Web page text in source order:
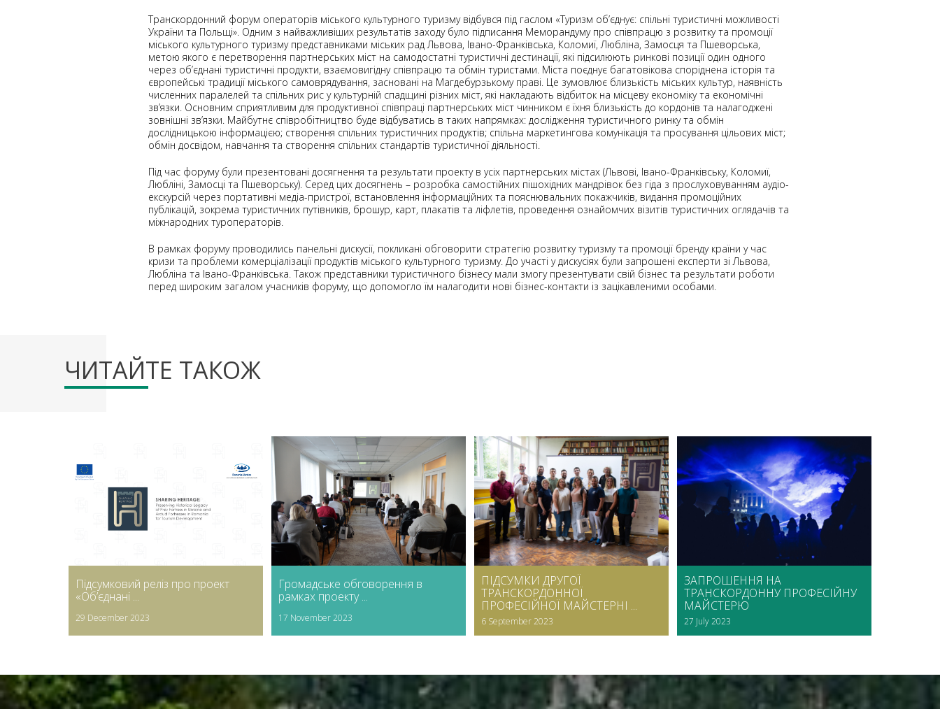
Транскордонний форум операторів міського культурного туризму відбувся під гаслом «Туризм об’єднує: спільні туристичні можливості
України та Польщі». Одним з найважливіших результатів заходу було підписання Меморандуму про співпрацю з розвитку та промоції
міського культурного туризму представниками міських рад Львова, Івано-Франківська, Коломиї, Любліна, Замосця та Пшеворська,
метою якого є перетворення партнерських міст на самодостатні туристичні дестинації, які підсилюють ринкові позиції один одного
через об’єднані туристичні продукти, взаємовигідну співпрацю та обмін туристами. Міста поєднує багатовікова споріднена історія та
європейські традиції міського самоврядування, засновані на Магдебурзькому праві. Це зумовлює близькість міських культур, наявність
численних паралелей та спільних рис у культурній спадщині різних міст, які накладають відбиток на місцеву економіку та економічні
зв’язки. Основним сприятливим для продуктивної співпраці партнерських міст чинником є їхня близькість до кордонів та налагоджені
зовнішні зв’язки. Майбутнє співробітництво буде відбуватись в таких напрямках: дослідження туристичного ринку та обмін
дослідницькою інформацією; створення спільних туристичних продуктів; спільна маркетингова комунікація та просування цільових міст;
обмін досвідом, навчання та створення спільних стандартів туристичної діяльності.
Під час форуму були презентовані досягнення та результати проекту в усіх партнерських містах (Львові, Івано-Франківську, Коломиї,
Любліні, Замосці та Пшеворську). Серед цих досягнень – розробка самостійних пішохідних мандрівок без гіда з прослуховуванням аудіо-
екскурсій через портативні медіа-пристрої, встановлення інформаційних та пояснювальних покажчиків, видання промоційних
публікацій, зокрема туристичних путівників, брошур, карт, плакатів та ліфлетів, проведення ознайомчих візитів туристичних оглядачів та
міжнародних туроператорів.
В рамках форуму проводились панельні дискусії, покликані обговорити стратегію розвитку туризму та промоції бренду країни у час
кризи та проблеми комерціалізації продуктів міського культурного туризму. До участі у дискусіях були запрошені експерти зі Львова,
Любліна та Івано-Франківська. Також представники туристичного бізнесу мали змогу презентувати свій бізнес та результати роботи
перед широким загалом учасників форуму, що допомогло їм налагодити нові бізнес-контакти із зацікавленими особами.
ЧИТАЙТЕ ТАКОЖ
Підсумковий реліз про проект
«Об’єднані ...
29 December 2023
Громадське обговорення в
рамках проекту ...
17 November 2023
ПІДСУМКИ ДРУГОЇ
ТРАНСКОРДОННОЇ
ПРОФЕСІЙНОЇ МАЙСТЕРНІ ...
6 September 2023
ЗАПРОШЕННЯ НА
ТРАНСКОРДОННУ ПРОФЕСІЙНУ
МАЙСТЕРЮ
27 July 2023